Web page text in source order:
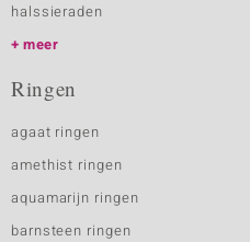
halssieraden
meer
Ringen
agaat ringen
amethist ringen
aquamarijn ringen
barnsteen ringen